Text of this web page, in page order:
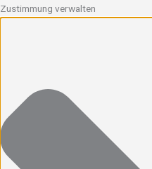
Zustimmung verwalten